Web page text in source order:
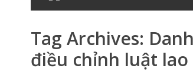
Tag Archives:
điều chỉnh luật